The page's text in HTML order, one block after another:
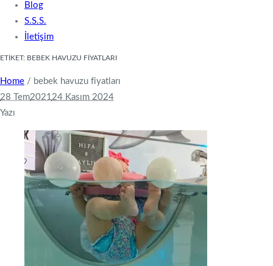
Blog
S.S.S.
İletişim
ETIKET: BEBEK HAVUZU FIYATLARI
Home / bebek havuzu fiyatları
28 Tem202124 Kasım 2024
Yazı